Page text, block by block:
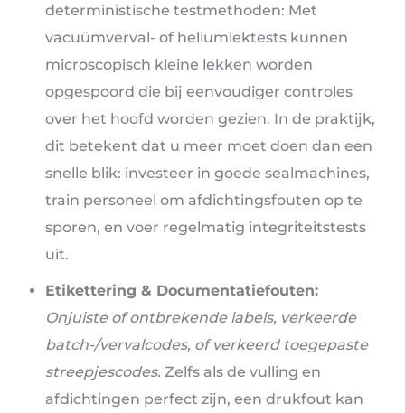
deterministische testmethoden: Met
vacuümverval- of heliumlektests kunnen
microscopisch kleine lekken worden
opgespoord die bij eenvoudiger controles
over het hoofd worden gezien. In de praktijk,
dit betekent dat u meer moet doen dan een
snelle blik: investeer in goede sealmachines,
train personeel om afdichtingsfouten op te
sporen, en voer regelmatig integriteitstests
uit.
Etikettering & Documentatiefouten:
Onjuiste of ontbrekende labels, verkeerde
batch-/vervalcodes, of verkeerd toegepaste
streepjescodes. Zelfs als de vulling en
afdichtingen perfect zijn, een drukfout kan